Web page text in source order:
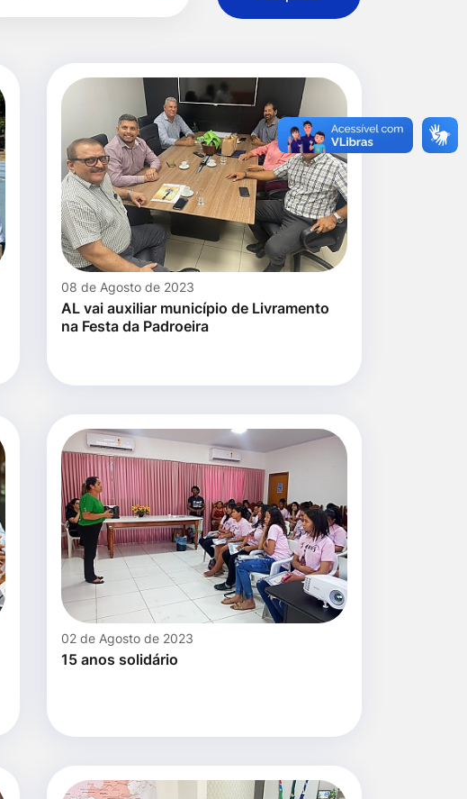
08 de Agosto de 2023
AL vai auxiliar município de Livramento
na Festa da Padroeira
02 de Agosto de 2023
15 anos solidário